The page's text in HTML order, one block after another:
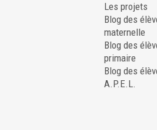
Les projets
Blog des
maternelle
Blog des
primaire
Blog des
A.P.E.L.